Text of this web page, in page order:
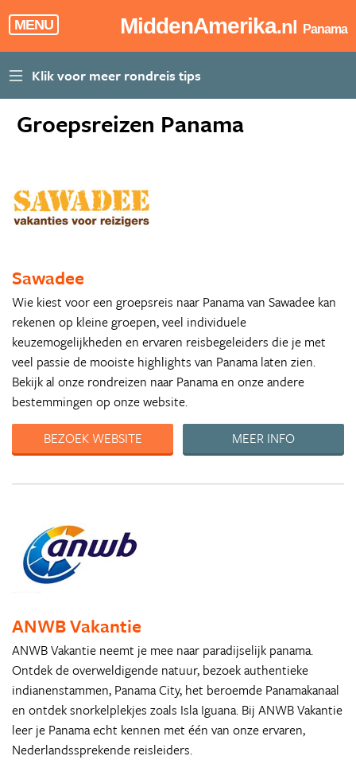
MENU MiddenAmerika.nl Panama
Groepsreizen Panama
Sawadee
Wie kiest voor een groepsreis naar Panama van Sawadee kan
rekenen op kleine groepen, veel individuele
keuzemogelijkheden en ervaren reisbegeleiders die je met
veel passie de mooiste highlights van Panama laten zien.
Bekijk al onze rondreizen naar Panama en onze andere
bestemmingen op onze website.
BEZOEK WEBSITE
MEER INFO
ANWB Vakantie
ANWB Vakantie neemt je mee naar paradijselijk panama.
Ontdek de overweldigende natuur, bezoek authentieke
indianenstammen, Panama City, het beroemde Panamakanaal
en ontdek snorkelplekjes zoals Isla Iguana. Bij ANWB Vakantie
leer je Panama echt kennen met één van onze ervaren,
Nederlandssprekende reisleiders.